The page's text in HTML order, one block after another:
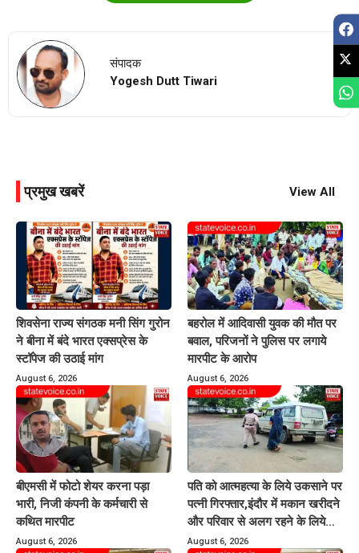
संपादक
Yogesh Dutt Tiwari
प्रमुख खबरें View All
शिवसेना राज्य संगठक मनी सिंग गुरोन
ने बीना में बंदे भारत एक्सप्रेस के
स्टॉपेज की उठाई मांग
August 6, 2026
बहरोल में आदिवासी युवक की मौत पर
बवाल, परिजनों ने पुलिस पर लगाये
मारपीट के आरोप
August 6, 2026
बीएमसी में फोटो शेयर करना पड़ा
भारी, निजी कंपनी के कर्मचारी से
कथित मारपीट
August 6, 2026
पति को आत्महत्या के लिये उकसाने पर
पत्नी गिरफ्तार,इंदौर में मकान खरीदने
और परिवार से अलग रहने के लिये
करती थी प्रताड़ित
August 6, 2026